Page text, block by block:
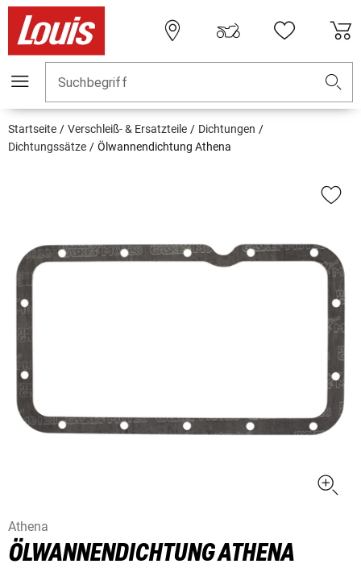
Suchbegriff
Startseite Verschleiß- & Ersatzteile
Dichtungen
Dichtungssätze
Ölwannendichtung Athena
Athena
ÖLWANNENDICHTUNG ATHENA